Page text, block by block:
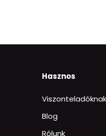
Hasznos
Viszonteladóknak
Blog
Rólunk